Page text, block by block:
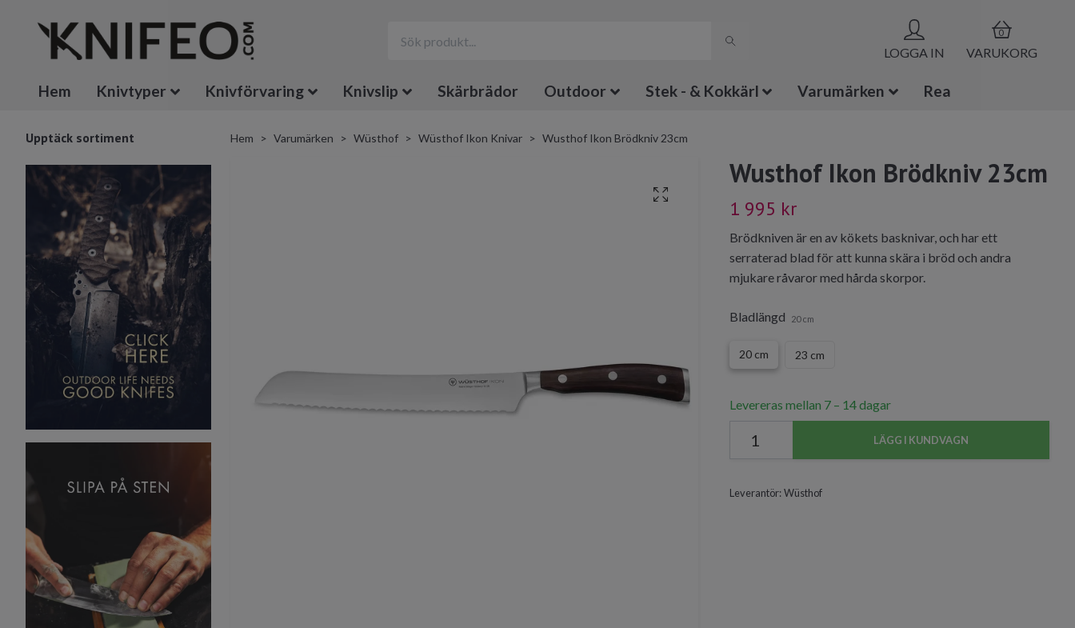
LOGGA IN
0
VARUKORG
Hem Knivtyper Knivförvaring Knivslip Skärbrädor Outdoor Stek - & Kokkärl Varumärken Rea
Upptäck sortiment Hem Varumärken Wüsthof Wüsthof Ikon Knivar Wusthof Ikon Brödkniv 23cm
Wusthof Ikon Brödkniv 23cm
1 995 kr
Brödkniven är en av kökets basknivar, och har ett
serraterad blad för att kunna skära i bröd och andra
mjukare råvaror med hårda skorpor.
Bladlängd 20 cm
20 cm 23 cm
Levereras mellan 7 – 14 dagar
LÄGG I KUNDVAGN
Leverantör:Wüsthof